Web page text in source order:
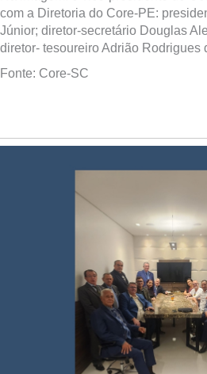
com a Diretoria do Core-PE:
Júnior; diretor-secretário Douglas
diretor- tesoureiro Adrião Rodrigues
Fonte: Core-SC